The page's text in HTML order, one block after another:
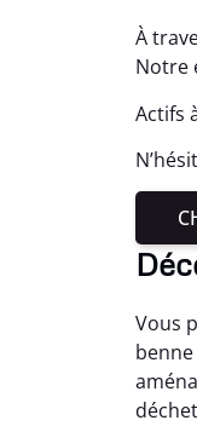
À
Notre
Actifs
Vous